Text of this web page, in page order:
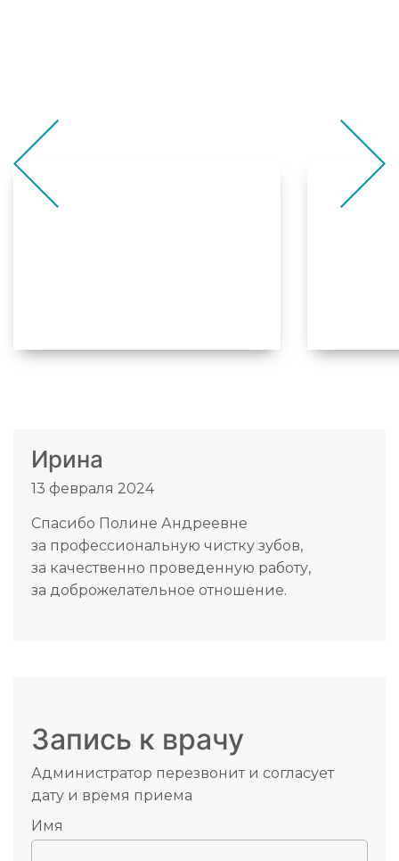
Ирина
13 февраля 2024
Спасибо Полине Андреевне
за профессиональную чистку зубов,
за качественно проведенную работу,
за доброжелательное отношение.
Запись к врачу
Администратор перезвонит и согласует
дату и время приема
Имя